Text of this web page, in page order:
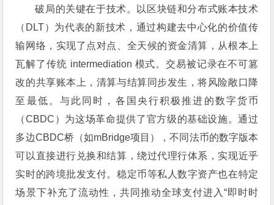
破局的关键在于技术。以区块链和分布式账本技术
（DLT）为代表的新技术，通过构建去中心化的价值传
输网络，实现了点对点、全天候的资金清算，从根本上
瓦解了传统 intermediation 模式。交易被记录在不可篡
改的共享账本上，清算与结算同步发生，将风险敞口降
至最低。与此同时，各国央行积极推进的数字货币
（CBDC）为这场革命提供了官方级的基础设施。通过
多边CBDC桥（如mBridge项目），不同法币的数字版本
可以直接进行兑换和结算，绕过代理行体系，实现近乎
实时的跨境批发支付。稳定币等私人数字资产也在特定
场景下补充了流动性，共同推动全球支付进入“即时时